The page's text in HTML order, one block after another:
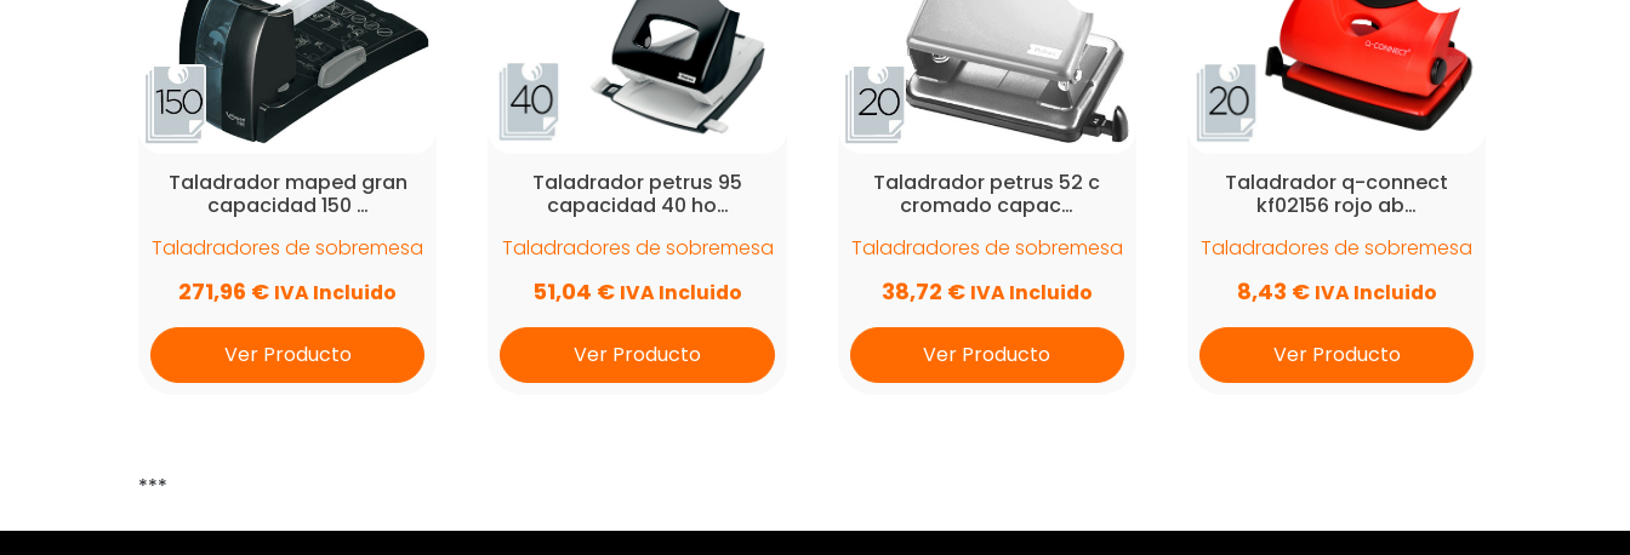
Taladrador maped gran
capacidad 150 …
Taladradores de sobremesa
271,96 € IVA Incluido
Ver Producto
Taladrador petrus 95
capacidad 40 ho…
Taladradores de sobremesa
51,04 € IVA Incluido
Ver Producto
Taladrador petrus 52 c
cromado capac…
Taladradores de sobremesa
38,72 € IVA Incluido
Ver Producto
Taladrador q-connect
kf02156 rojo ab…
Taladradores de sobremesa
8,43 € IVA Incluido
Ver Producto
***